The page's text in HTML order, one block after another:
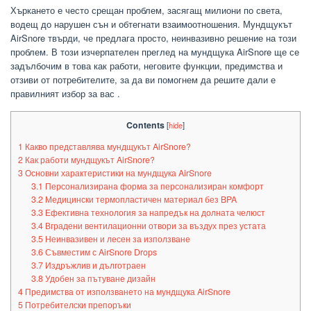
Хъркането е често срещан проблем, засягащ милиони по света,
водещ до нарушен сън и обтегнати взаимоотношения. Мундщукът
AirSnore твърди, че предлага просто, неинвазивно решение на този
проблем. В този изчерпателен преглед на мундщука AirSnore ще се
задълбочим в това как работи, неговите функции, предимства и
отзиви от потребителите, за да ви помогнем да решите дали е
правилният избор за вас .
Contents[hide]
1 Какво представлява мундщукът AirSnore?
2 Как работи мундщукът AirSnore?
3Основни характеристики на мундщука AirSnore
3.1 Персонализирана форма за персонализиран комфорт
3.2Медицински термопластичен материал без BPA
3.3Ефективна технология за напредък на долната челюст
3.4Вградени вентилационни отвори за въздух през устата
3.5Неинвазивен и лесен за използване
3.6Съвместим с AirSnore Drops
3.7Издръжлив и дълготраен
3.8Удобен за пътуване дизайн
4 Предимства от използването на мундщука AirSnore
5 Потребителски препоръки